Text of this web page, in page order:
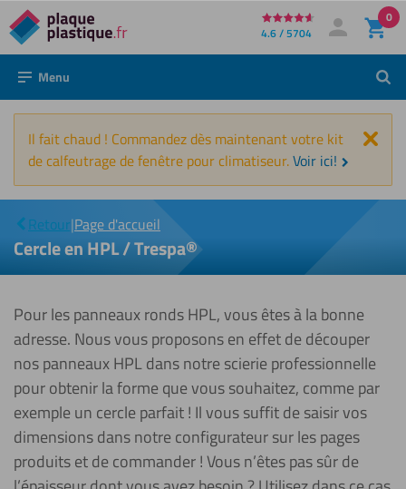
Directement
au
contenu
4.6 / 5704 Mon compte
Se connecter
0
Menu
Il fait chaud ! Commandez dès maintenant votre kit
de calfeutrage de fenêtre pour climatiseur.Voir ici!
Retour|Page d'accueil
Cercle
en HPL
/
Trespa®
Cercle en HPL / Trespa®
Pour les panneaux ronds HPL, vous êtes à la bonne
adresse. Nous vous proposons en effet de découper
nos panneaux HPL dans notre scierie professionnelle
pour obtenir la forme que vous souhaitez, comme par
exemple un cercle parfait ! Il vous suffit de saisir vos
dimensions dans notre configurateur sur les pages
produits et de commander ! Vous n’êtes pas sûr de